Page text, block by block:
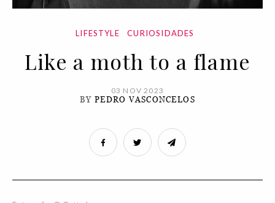
LIFESTYLE CURIOSIDADES
Like a moth to a flame
03 NOV 2023
BY PEDRO VASCONCELOS